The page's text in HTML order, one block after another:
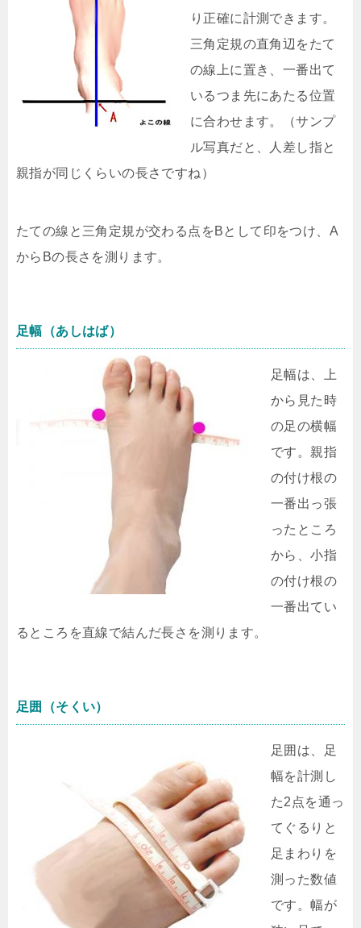
り正確に計測できます。
三角定規の直角辺をたて
の線上に置き、一番出て
いるつま先にあたる位置
に合わせます。（サンプ
ル写真だと、人差し指と
親指が同じくらいの長さですね）
たての線と三角定規が交わる点をBとして印をつけ、A
からBの長さを測ります。
足幅（あしはば）
足幅は、上
から見た時
の足の横幅
です。親指
の付け根の
一番出っ張
ったところ
から、小指
の付け根の
一番出てい
るところを直線で結んだ長さを測ります。
足囲（そくい）
足囲は、足
幅を計測し
た2点を通っ
てぐるりと
足まわりを
測った数値
です。幅が